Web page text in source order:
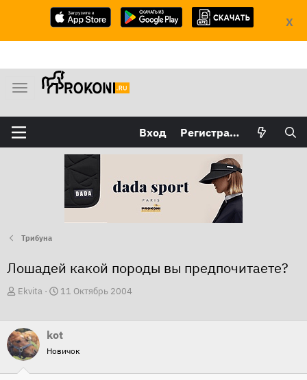
X
М
н
ю
Вход Регистрация
Трибуна
Лошадей какой породы вы предпочитаете?
А
о
р
т
Ekvita
Д
а
н
а
11 Октябрь 2004
kot
Новичок